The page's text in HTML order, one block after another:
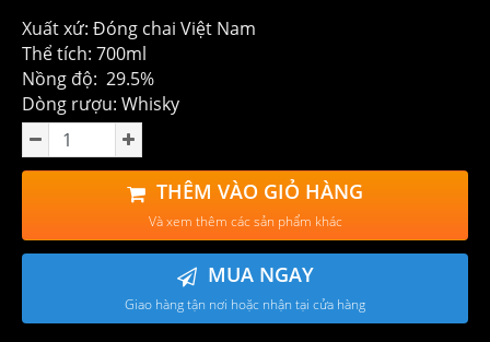
Xuất xứ: Đóng chai Việt Nam
Thể tích: 700ml
Nồng độ: 29.5%
Dòng rượu: Whisky
THÊM VÀO GIỎ HÀNG
Và xem thêm các sản phẩm khác
MUA NGAY
Giao hàng tận nơi hoặc nhận tại cửa hàng